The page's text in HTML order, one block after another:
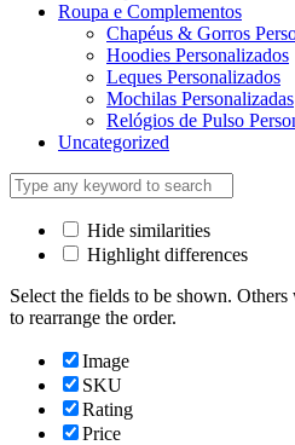
Roupa e Complementos
Chapéus & Gorros
Hoodies Personalizados
Leques Personalizados
Mochilas Personalizadas
Relógios de Pulso
Uncategorized
Hide similarities
Highlight differences
Select the fields to be shown.
to rearrange the order.
Image
SKU
Rating
Price